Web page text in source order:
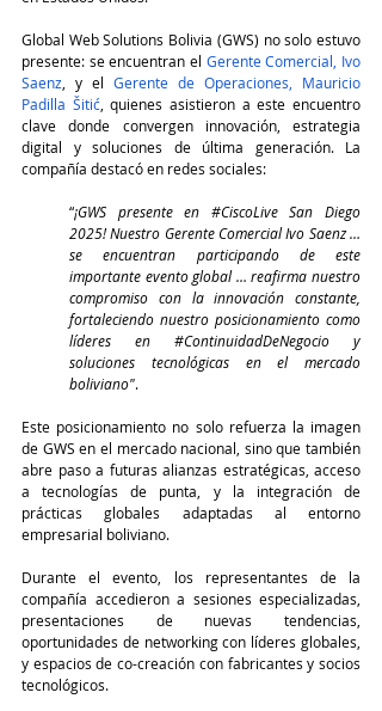
Global Web Solutions Bolivia (GWS) no solo estuvo
presente: se encuentran el Gerente Comercial, Ivo
Saenz , y el Gerente de Operaciones, Mauricio
Padilla Šitić, quienes asistieron a este encuentro
clave donde convergen innovación, estrategia
digital y soluciones de última generación. La
compañía destacó en redes sociales:
“¡GWS presente en #CiscoLive San Diego
2025! Nuestro Gerente Comercial Ivo Saenz …
se encuentran participando de este
importante evento global … reafirma nuestro
compromiso con la innovación constante,
fortaleciendo nuestro posicionamiento como
líderes en #ContinuidadDeNegocio y
soluciones tecnológicas en el mercado
boliviano".
Este posicionamiento no solo refuerza la imagen
de GWS en el mercado nacional, sino que también
abre paso a futuras alianzas estratégicas, acceso
a tecnologías de punta, y la integración de
prácticas globales adaptadas al entorno
empresarial boliviano.
Durante el evento, los representantes de la
compañía accedieron a sesiones especializadas,
presentaciones de nuevas tendencias,
oportunidades de networking con líderes globales,
y espacios de co-creación con fabricantes y socios
tecnológicos.